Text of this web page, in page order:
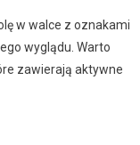
w walce z oznakami
wyglądu. Warto
zawierają aktywne